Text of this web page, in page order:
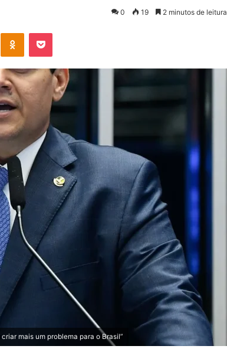
0 19 2 minutos de leitura
OK Pocket
mais um problema para o Brasil”